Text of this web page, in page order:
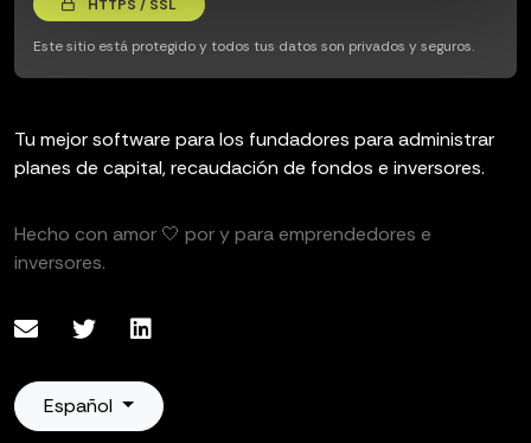
HTTPS / SSL
Este sitio está protegido y todos tus datos son privados y seguros.
Tu mejor software para los fundadores para administrar
planes de capital, recaudación de fondos e inversores.
Hecho con amor 🤍 por y para emprendedores e
inversores.
Español